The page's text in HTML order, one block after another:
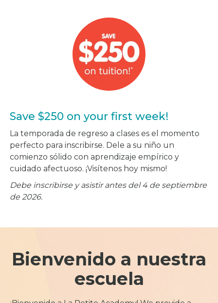
Save $250 on your first week!
La temporada de regreso a clases es el momento
perfecto para inscribirse. Dele a su niño un
comienzo sólido con aprendizaje empírico y
cuidado afectuoso. ¡Visítenos hoy mismo!
Debe inscribirse y asistir antes del 4 de septiembre
de 2026.
Bienvenido a nuestra
escuela